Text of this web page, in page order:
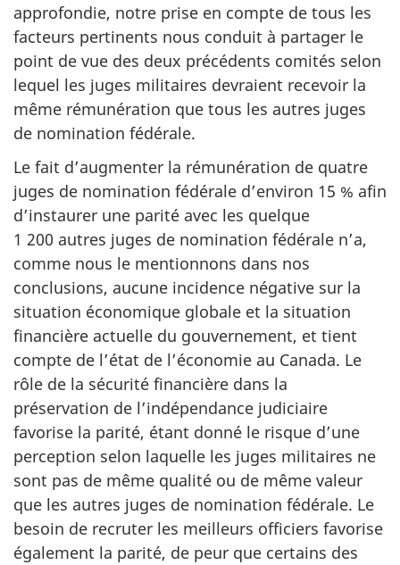
approfondie, notre prise en compte de tous les
facteurs pertinents nous conduit à partager le
point de vue des deux précédents comités selon
lequel les juges militaires devraient recevoir la
même rémunération que tous les autres juges
de nomination fédérale.
Le fait d’augmenter la rémunération de quatre
juges de nomination fédérale d’environ 15 % afin
d’instaurer une parité avec les quelque
1 200 autres juges de nomination fédérale n’a,
comme nous le mentionnons dans nos
conclusions, aucune incidence négative sur la
situation économique globale et la situation
financière actuelle du gouvernement, et tient
compte de l’état de l’économie au Canada. Le
rôle de la sécurité financière dans la
préservation de l’indépendance judiciaire
favorise la parité, étant donné le risque d’une
perception selon laquelle les juges militaires ne
sont pas de même qualité ou de même valeur
que les autres juges de nomination fédérale. Le
besoin de recruter les meilleurs officiers favorise
également la parité, de peur que certains des